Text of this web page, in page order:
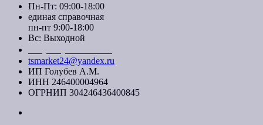
Пн-Пт: 09:00-18:00
единая справочная
пн-пт 9:00-18:00
Вс: Выходной
tsmarket24@yandex.ru
ИП Голубев А.М.
ИНН 246400004964
ОГРНИП 304246436400845